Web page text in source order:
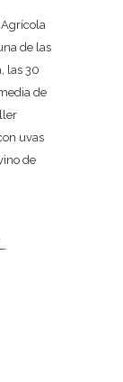
Agrícola
de las
las 30
de
uvas
de